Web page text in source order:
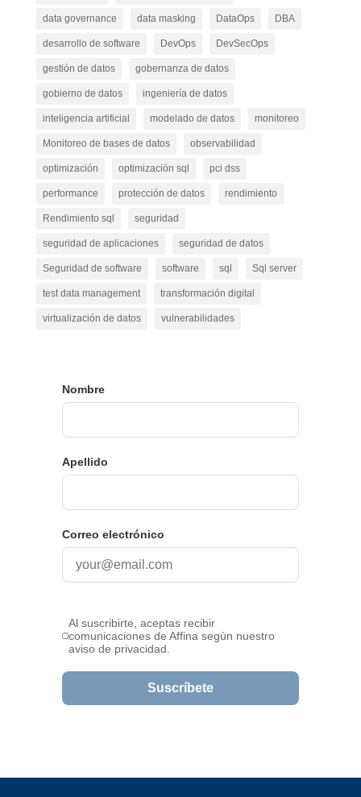
data governance data masking DataOps DBA
desarrollo de software DevOps DevSecOps
gestión de datos gobernanza de datos
gobierno de datos ingeniería de datos
inteligencia artificial modelado de datos monitoreo
Monitoreo de bases de datos observabilidad
optimización optimización sql pci dss
performance protección de datos rendimiento
Rendimiento sql seguridad
seguridad de aplicaciones seguridad de datos
Seguridad de software software sql Sql server
test data management transformación digital
virtualización de datos vulnerabilidades